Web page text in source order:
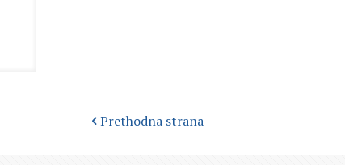
Prethodna strana